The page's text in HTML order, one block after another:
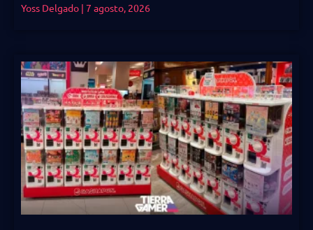
Yoss Delgado 7 agosto, 2026